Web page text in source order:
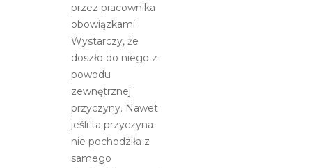
przez pracownika
obowiązkami.
Wystarczy, że
doszło do niego z
powodu
zewnętrznej
przyczyny. Nawet
jeśli ta przyczyna
nie pochodziła z
samego